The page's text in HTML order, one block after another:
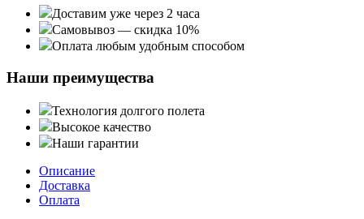
Доставим уже через 2 часа
Самовывоз — скидка 10%
Оплата любым удобным способом
Наши преимущества
Технология долгого полета
Высокое качество
Наши гарантии
Описание
Доставка
Оплата